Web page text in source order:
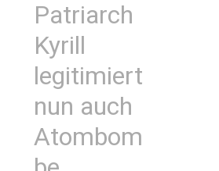
Patriarch
Kyrill
legitimiert
nun auch
Atombom